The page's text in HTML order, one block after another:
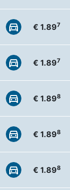
€ 1.897
€ 1.897
€ 1.898
€ 1.898
€ 1.898